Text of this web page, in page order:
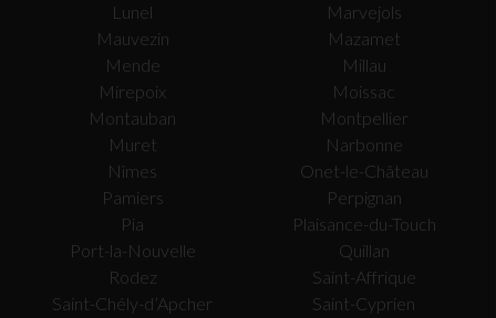
Lunel
Marvejols
Mauvezin
Mazamet
Mende
Millau
Mirepoix
Moissac
Montauban
Montpellier
Muret
Narbonne
Nîmes
Onet-le-Château
Pamiers
Perpignan
Pia
Plaisance-du-Touch
Port-la-Nouvelle
Quillan
Rodez
Saint-Affrique
Saint-Chély-d’Apcher
Saint-Cyprien